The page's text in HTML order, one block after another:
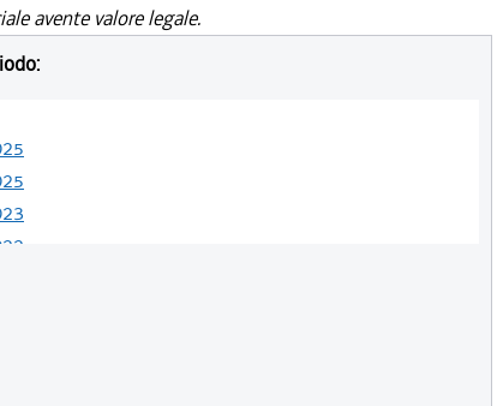
avente valore legale.